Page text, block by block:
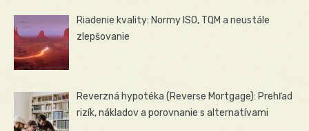
Riadenie kvality: Normy ISO, TQM a neustále
zlepšovanie
Reverzná hypotéka (Reverse Mortgage): Prehľad
rizík, nákladov a porovnanie s alternatívami